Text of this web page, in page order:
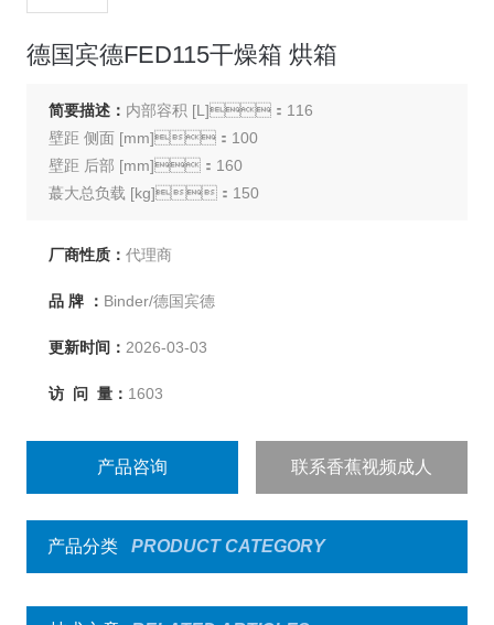
德国宾德FED115干燥箱 烘箱
简要描述： 内部容积 [L]：116
壁距 侧面 [mm]：100
壁距 后部 [mm]：160
蕞大总负载 [kg]：150
设备净重（空载） [kg]：57
厂商性质： 代理商
品 牌 ： Binder/德国宾德
更新时间： 2026-03-03
访 问 量： 1603
产品咨询 联系香蕉视频成人
产品分类 PRODUCT CATEGORY